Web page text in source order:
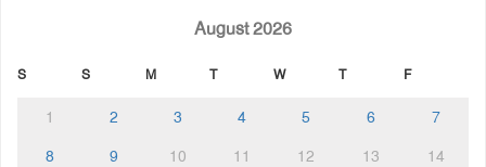
August 2026
S S M T W T F
1 2 3 4 5 6
7
8
9 10 11 12 13
14